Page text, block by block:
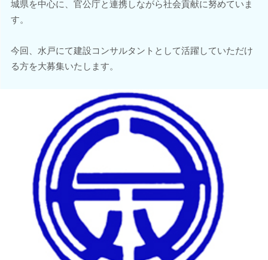
城県を中心に、官公庁と連携しながら社会貢献に努めていま
す。
今回、水戸にて建設コンサルタントとして活躍していただけ
る方を大募集いたします。